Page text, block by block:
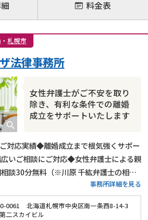
離婚調停
離婚裁判
DV
モラハラ
国際離婚
内縁の夫婦
料金表
・ 札幌市
女性弁護士がご不安を取り
除き、有利な条件での離婚
成立をサポートいたします
法律事務所
対応実績◆離婚成立まで根気強くサポー
いご相談にご対応◆女性弁護士による親
談30分無料（※川原 千紘弁護士の相談
ライバシー保護も万全◆オンライン相談も
8丁目駅」徒歩1分の好アクセス◆日弁
属
事務所詳細を見る
-0061
北海道札幌市中央区南一条西8-14-3
二スカイビル